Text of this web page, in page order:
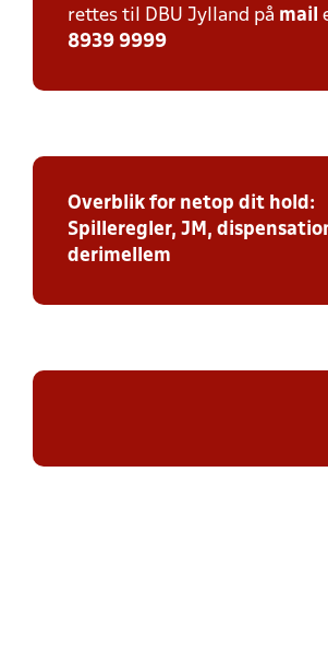
rettes til DBU Jylland på mail
8939 9999
Overblik for netop dit hold:
Spilleregler, JM,
derimellem